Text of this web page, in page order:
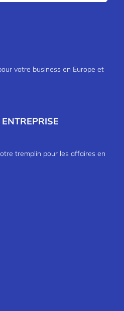
votre business en Europe et
tremplin pour les affaires en